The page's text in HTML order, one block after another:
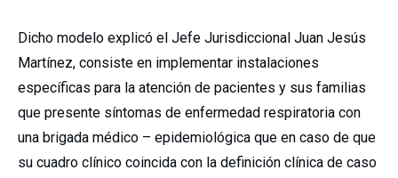
Dicho modelo explicó el Jefe Jurisdiccional Juan Jesús
Martínez, consiste en implementar instalaciones
específicas para la atención de pacientes y sus familias
que presente síntomas de enfermedad respiratoria con
una brigada médico – epidemiológica que en caso de que
su cuadro clínico coincida con la definición clínica de caso